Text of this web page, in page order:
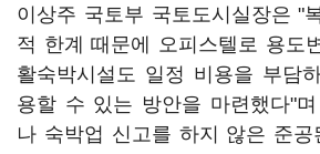
이상주 국토부 국토도시실장은 "
적 한계 때문에 오피스텔로 용도
활숙박시설도 일정 비용을 부담
용할 수 있는 방안을 마련했다"며
나 숙박업 신고를 하지 않은 준